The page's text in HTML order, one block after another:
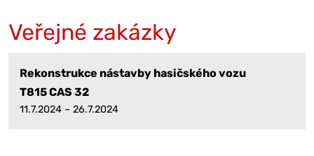
Veřejné zakázky
Rekonstrukce nástavby hasičského vozu
T815 CAS 32
11.7.2024 – 26.7.2024